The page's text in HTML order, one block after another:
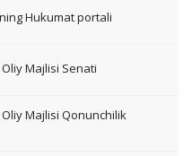
Hukumat portali
Majlisi Senati
Majlisi Qonunchilik